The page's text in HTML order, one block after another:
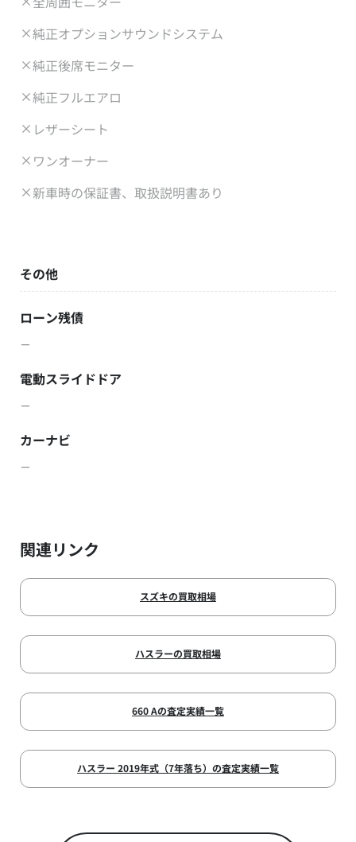
純正オプションサウンドシステム
純正後席モニター
純正フルエアロ
レザーシート
ワンオーナー
新車時の保証書、取扱説明書あり
その他
ローン残債
－
電動スライドドア
－
カーナビ
－
関連リンク
スズキの買取相場
ハスラーの買取相場
660 Aの査定実績一覧
ハスラー 2019年式（7年落ち）の査定実績一覧